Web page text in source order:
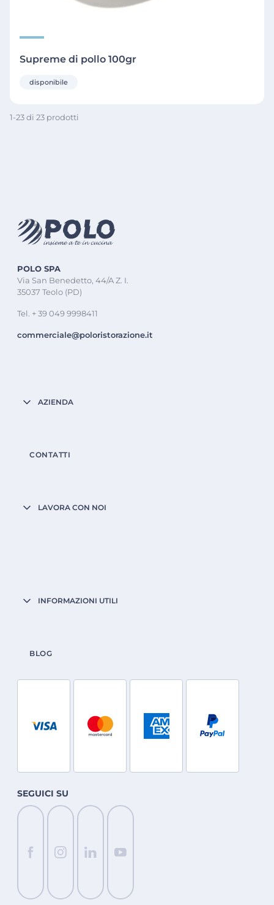
Supreme di pollo 100gr
disponibile
1-23 di 23 prodotti
POLO SPA
Via San Benedetto, 44/A Z. I.
35037 Teolo (PD)
Tel. + 39 049 9998411
commerciale@poloristorazione.it
AZIENDA
CONTATTI
LAVORA CON NOI
INFORMAZIONI UTILI
BLOG
SEGUICI SU